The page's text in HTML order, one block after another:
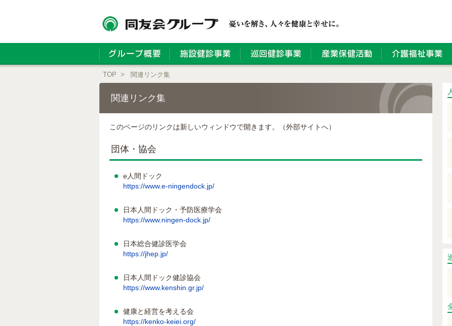
TOP > 関連リンク集
関連リンク集
このページのリンクは新しいウィンドウで開きます。（外部サイトへ）
団体・協会
e人間ドック
https://www.e-ningendock.jp/
日本人間ドック・予防医療学会
https://www.ningen-dock.jp/
日本総合健診医学会
https://jhep.jp/
日本人間ドック健診協会
https://www.kenshin.gr.jp/
健康と経営を考える会
https://kenko-keiei.org/